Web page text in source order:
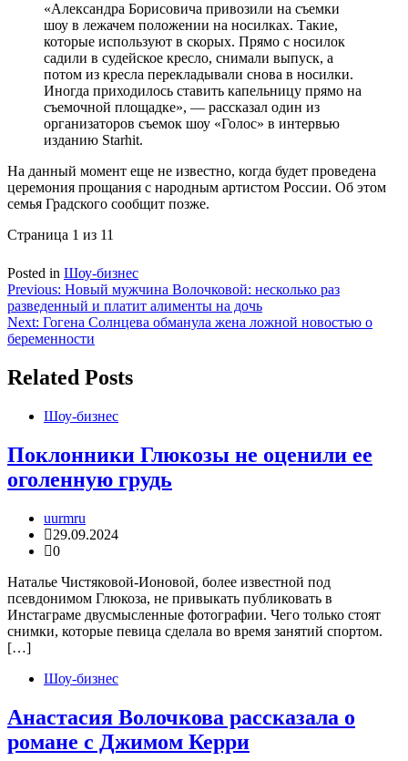
«Александра Борисовича привозили на съемки
шоу в лежачем положении на носилках. Такие,
которые используют в скорых. Прямо с носилок
садили в судейское кресло, снимали выпуск, а
потом из кресла перекладывали снова в носилки.
Иногда приходилось ставить капельницу прямо на
съемочной площадке», — рассказал один из
организаторов съемок шоу «Голос» в интервью
изданию Starhit.
На данный момент еще не известно, когда будет проведена
церемония прощания с народным артистом России. Об этом
семья Градского сообщит позже.
Страница 1 из 11
Posted in Шоу-бизнес
Навигация
по
записям
Previous: Новый мужчина Волочковой: несколько раз
разведенный и платит алименты на дочь
Next: Гогена Солнцева обманула жена ложной новостью о
беременности
Related Posts
Шоу-бизнес
Поклонники Глюкозы не оценили ее
оголенную грудь
uurmru
29.09.2024
0
Наталье Чистяковой-Ионовой, более известной под
псевдонимом Глюкоза, не привыкать публиковать в
Инстаграме двусмысленные фотографии. Чего только стоят
снимки, которые певица сделала во время занятий спортом.
[…]
Шоу-бизнес
Анастасия Волочкова рассказала о
романе с Джимом Керри